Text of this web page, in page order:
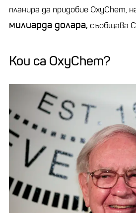
планира да придобие OxyChem,
милиарда долара, съобщава
Кои са OxyChem?